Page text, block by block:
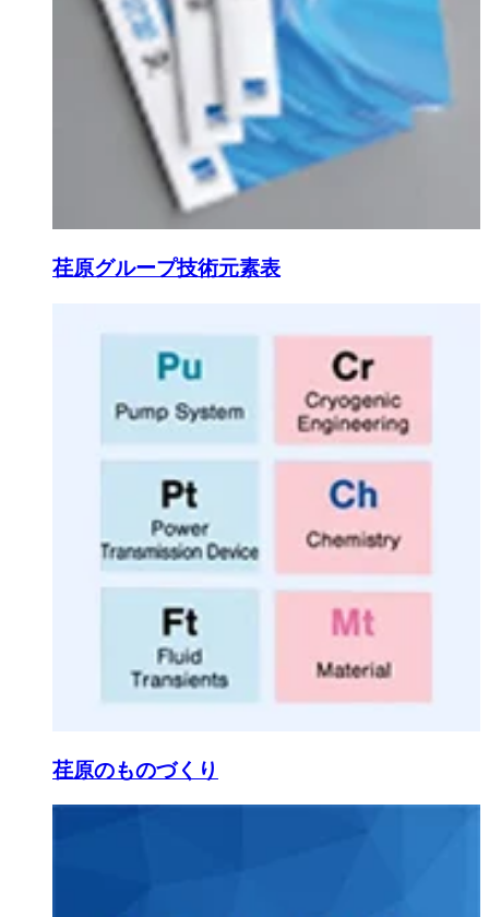
荏原グループ技術元素表
荏原のものづくり